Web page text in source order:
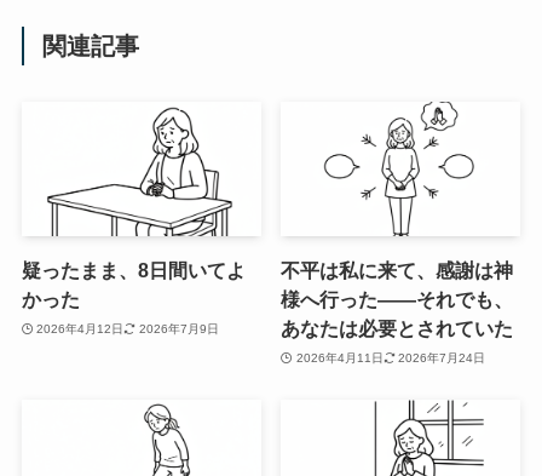
関連記事
疑ったまま、8日間いてよ
かった
2026年4月12日 2026年7月9日
不平は私に来て、感謝は神
様へ行った――それでも、
あなたは必要とされていた
2026年4月11日 2026年7月24日